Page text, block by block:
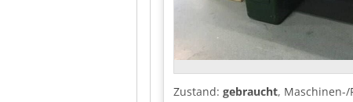
Zustand: gebraucht,